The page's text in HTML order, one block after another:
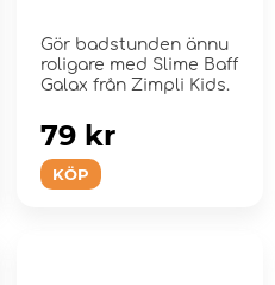
Gör badstunden ännu
roligare med Slime Baff
Galax från Zimpli Kids.
KÖP
79 kr